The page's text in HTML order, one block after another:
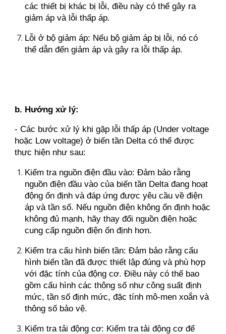
các thiết bị khác bị lỗi, điều này có thể gây ra
giảm áp và lỗi thấp áp.
Lỗi ở bộ giảm áp: Nếu bộ giảm áp bị lỗi, nó có
thể dẫn đến giảm áp và gây ra lỗi thấp áp.
b. Hướng xử lý:
- Các bước xử lý khi gặp lỗi thấp áp (Under voltage
hoặc Low voltage) ở biến tần Delta có thể được
thực hiện như sau:
Kiểm tra nguồn điện đầu vào: Đảm bảo rằng
nguồn điện đầu vào của biến tần Delta đang hoạt
động ổn định và đáp ứng được yêu cầu về điện
áp và tần số. Nếu nguồn điện không ổn định hoặc
không đủ mạnh, hãy thay đổi nguồn điện hoặc
cung cấp nguồn điện ổn định hơn.
Kiểm tra cấu hình biến tần: Đảm bảo rằng cấu
hình biến tần đã được thiết lập đúng và phù hợp
với đặc tính của động cơ. Điều này có thể bao
gồm cấu hình các thông số như công suất định
mức, tần số định mức, đặc tính mô-men xoắn và
thông số bảo vệ.
Kiểm tra tải động cơ: Kiểm tra tải động cơ để